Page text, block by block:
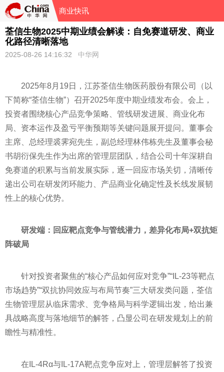
商业快讯
荃信生物2025中期业绩会解读：自免赛道研发、商业
化路径清晰落地
2025-08-26 14:16:32 中华网
2025年8月19日，江苏荃信生物医药股份有限公司（以
下简称“荃信生物”）召开2025年度中期业绩发布会。会上，
投资者围绕核心产品竞争策略、管线研发进展、商业化布
局、资本运作及盈亏平衡预期等关键问题展开提问。董事会
主席、总经理裘霁宛先生，副总经理林伟栋先生及董事会秘
书胡衍保先生作为出席的管理层团队，结合公司十年深耕自
免赛道的积累与当前发展实际，逐一回应市场关切，清晰传
递出公司在研发闭环能力、产品商业化确定性及长线发展韧
性上的核心优势。
研发端：回应靶点竞争与管线潜力，差异化布局+双抗矩
阵破局
针对投资者聚焦的“核心产品如何应对竞争”“IL-23等靶点
市场趋势”“双抗协同效应与布局节奏”三大研发类问题，荃信
生物管理层从临床需求、竞争格局与科学逻辑出发，给出兼
具战略高度与落地细节的解答，凸显公司在研发规划上的前
瞻性与精准性。
在IL-4Rα与IL-17A靶点竞争应对上，管理层解答了投资